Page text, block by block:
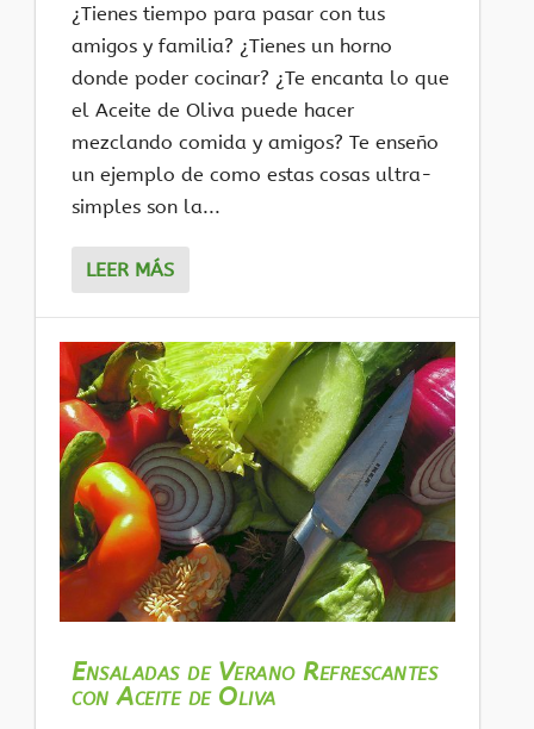
¿Tienes tiempo para pasar con tus
amigos y familia? ¿Tienes un horno
donde poder cocinar? ¿Te encanta lo que
el Aceite de Oliva puede hacer
mezclando comida y amigos? Te enseño
un ejemplo de como estas cosas ultra-
simples son la...
LEER MÁS
Ensaladas de Verano Refrescantes
con Aceite de Oliva